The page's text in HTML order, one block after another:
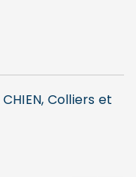
CHIEN, Colliers et